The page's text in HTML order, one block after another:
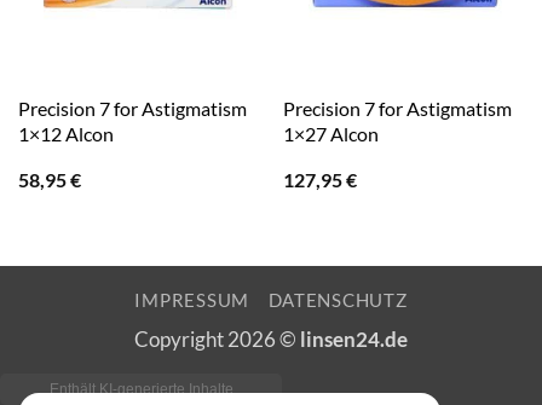
Precision 7 for Astigmatism
1×12 Alcon
58,95€
Precision 7 for Astigmatism
1×27 Alcon
127,95€
IMPRESSUM DATENSCHUTZ
Copyright 2026 © linsen24.de